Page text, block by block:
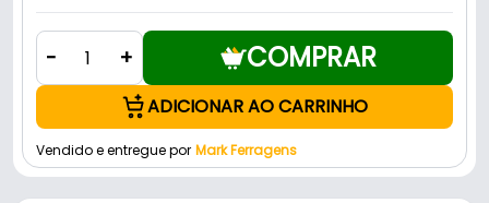
- + COMPRAR
ADICIONAR AO CARRINHO
Vendido e entregue por Mark Ferragens